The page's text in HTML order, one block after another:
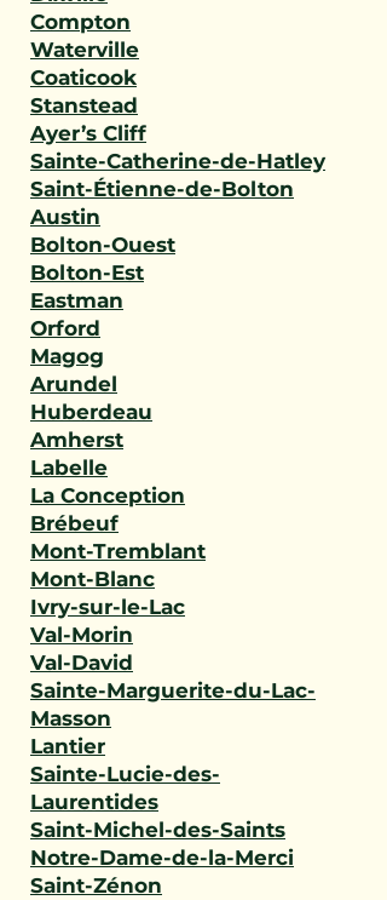
Compton
Waterville
Coaticook
Stanstead
Ayer’s Cliff
Sainte-Catherine-de-Hatley
Saint-Étienne-de-Bolton
Austin
Bolton-Ouest
Bolton-Est
Eastman
Orford
Magog
Arundel
Huberdeau
Amherst
Labelle
La Conception
Brébeuf
Mont-Tremblant
Mont-Blanc
Ivry-sur-le-Lac
Val-Morin
Val-David
Sainte-Marguerite-du-Lac-
Masson
Lantier
Sainte-Lucie-des-
Laurentides
Saint-Michel-des-Saints
Notre-Dame-de-la-Merci
Saint-Zénon